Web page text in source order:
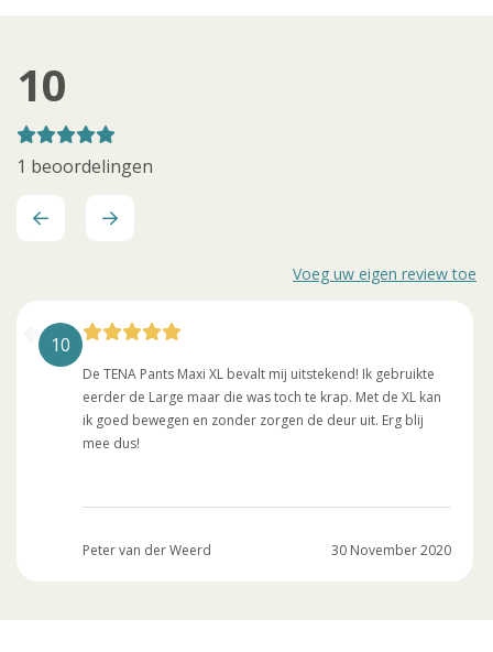
10
1 beoordelingen
Voeg uw eigen review toe
10
De TENA Pants Maxi XL bevalt mij uitstekend! Ik gebruikte
eerder de Large maar die was toch te krap. Met de XL kan
ik goed bewegen en zonder zorgen de deur uit. Erg blij
mee dus!
Peter van der Weerd 30 November 2020